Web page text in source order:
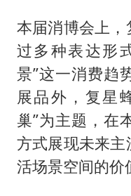
本届消博会上
过多种表达形
景”这一消费趋
展品外，复星
巢”为主题，在
方式展现未来
活场景空间的价